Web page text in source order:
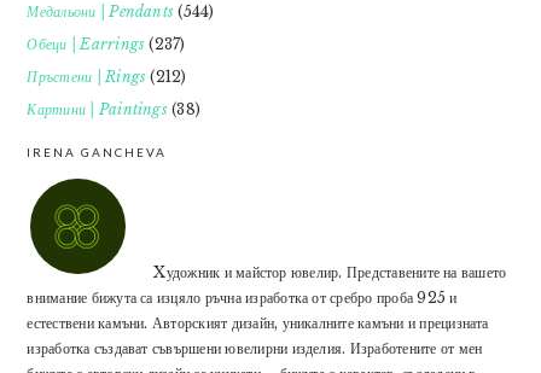
Медальони | Pendants (544)
Обеци | Earrings (237)
Пръстени | Rings (212)
Картини | Paintings(38)
IRENA GANCHEVA
Xудожник и майстор ювелир. Представените на вашето
внимание бижута са изцяло ръчна изработка от сребро проба 925 и
естествени камъни. Авторският дизайн, уникалните камъни и прецизната
изработка създават съвършени ювелирни изделия. Изработените от мен